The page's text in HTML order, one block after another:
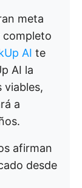
meta
completo
AI te
AI la
viables,
a
afirman
desde